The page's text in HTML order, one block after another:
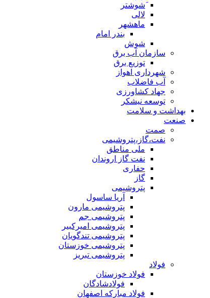
َشوشتر
لالی
ماهشهر
بندر امام
شوش
سازمان آب برق
توزیع برق
شهرداری اهواز
آب فاضلاب
جهاد کشاورزی
توسعه نیشکر
بهداشت و سلامت
صنعت
صمت
نفت،گاز،پتروشیمی
ملی مناطق
نفت گاز اروندان
حفاری
گاز
پتروشیمی
آریا ساسول
پتروشیمی مارون
پتروشیمی جم
پتروشیمی امیرکبیر
پتروشیمی تندگویان
پتروشیمی خوزستان
پتروشیمی تبریز
فولاد
فولاد خوزستان
فولادشادگان
فولاد مبارکه اصفهان